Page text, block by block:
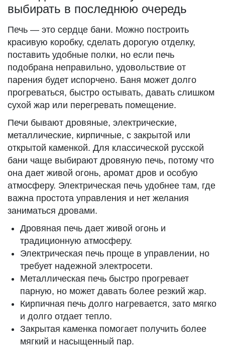
выбирать в последнюю очередь
Печь — это сердце бани. Можно построить
красивую коробку, сделать дорогую отделку,
поставить удобные полки, но если печь
подобрана неправильно, удовольствие от
парения будет испорчено. Баня может долго
прогреваться, быстро остывать, давать слишком
сухой жар или перегревать помещение.
Печи бывают дровяные, электрические,
металлические, кирпичные, с закрытой или
открытой каменкой. Для классической русской
бани чаще выбирают дровяную печь, потому что
она дает живой огонь, аромат дров и особую
атмосферу. Электрическая печь удобнее там, где
важна простота управления и нет желания
заниматься дровами.
Дровяная печь дает живой огонь и
традиционную атмосферу.
Электрическая печь проще в управлении, но
требует надежной электросети.
Металлическая печь быстро прогревает
парную, но может давать более резкий жар.
Кирпичная печь долго нагревается, зато мягко
и долго отдает тепло.
Закрытая каменка помогает получить более
мягкий и насыщенный пар.